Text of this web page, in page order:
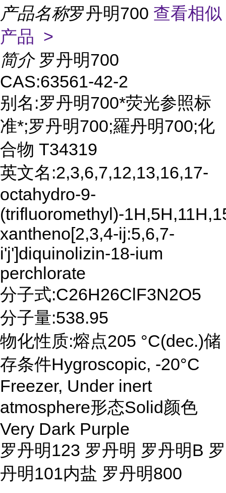
产品名称罗丹明700 查看相似
产品 >
简介 罗丹明700
CAS:63561-42-2
别名:罗丹明700*荧光参照标
准*;罗丹明700;羅丹明700;化
合物 T34319
英文名:2,3,6,7,12,13,16,17-
octahydro-9-
(trifluoromethyl)-
xantheno[2,3,4-ij:5,6,7-
i'j']diquinolizin-18-ium
perchlorate
分子式:C26H26ClF3N2O5
分子量:538.95
物化性质:熔点205 °C(dec.)储
存条件Hygroscopic, -20°C
Freezer, Under inert
atmosphere形态Solid颜色
Very Dark Purple
罗丹明123 罗丹明 罗丹明B 罗
丹明101内盐 罗丹明800